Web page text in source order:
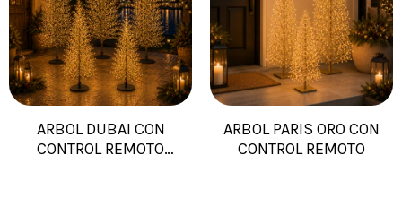
ARBOL DUBAI CON
CONTROL REMOTO
ARBOL PARIS ORO CON
CONTROL REMOTO